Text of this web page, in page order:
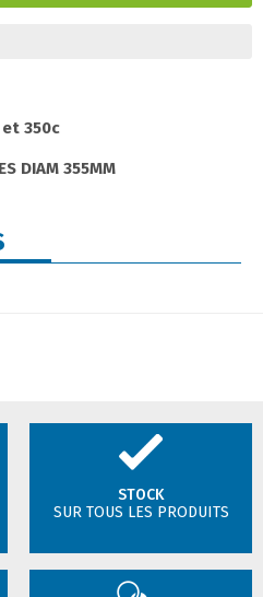
et 350c
DIAM 355MM
STOCK
SUR TOUS LES PRODUITS